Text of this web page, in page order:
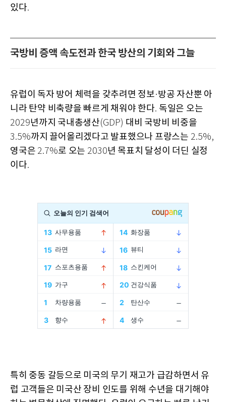
있다.
국방비 증액 속도전과 한국 방산의 기회와 그늘
유럽이 독자 방어 체력을 갖추려면 정보·방공 자산뿐 아
니라 탄약 비축량을 빠르게 채워야 한다. 독일은 오는
2029년까지 국내총생산(GDP) 대비 국방비 비중을
3.5%까지 끌어올리겠다고 발표했으나 프랑스는 2.5%,
영국은 2.7%로 오는 2030년 목표치 달성이 더딘 실정
이다.
특히 중동 갈등으로 미국의 무기 재고가 급감하면서 유
럽 고객들은 미국산 장비 인도를 위해 수년을 대기해야